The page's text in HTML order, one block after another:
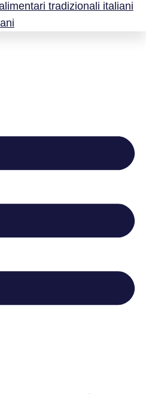
tradizionali italiani